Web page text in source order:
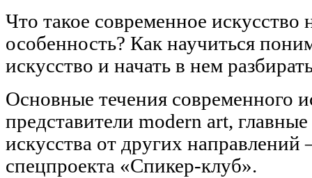
Что такое современное искусство
особенность? Как научиться
искусство и начать в нем
Основные течения современного
представители modern art,
искусства от других
спецпроекта «Спикер-клуб».